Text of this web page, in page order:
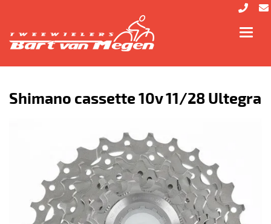
Shimano cassette 10v 11/28 Ultegra